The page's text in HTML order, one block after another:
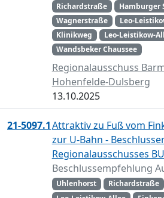
Richardstraße
Hamburger
Wagnerstraße
Leo-
Klinikweg
Leo-Leistikow-
Wandsbeker Chaussee
Regionalausschuss
Hohenfelde-Dulsberg
13.10.2025
21-5097.1Attraktiv zu Fuß vom
zur U-Bahn -
Regionalausschusses
Beschlussempfehlung
Uhlenhorst
Richardstraße